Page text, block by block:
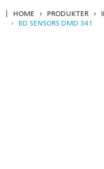
HOME PRODUKTER
BD SENSORS DMD 341